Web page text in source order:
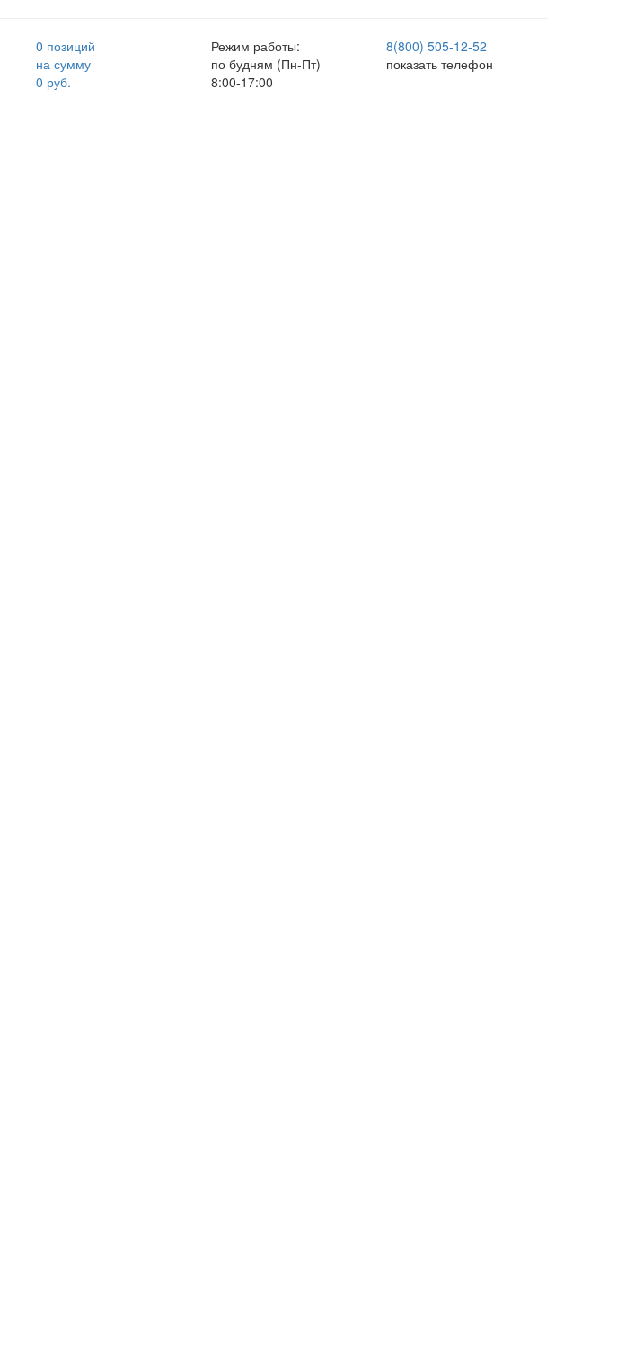
0 позиций
на сумму
0 руб.
Режим работы:
по будням (Пн-Пт)
8:00-17:00
8(800) 505-12-52
показать телефон